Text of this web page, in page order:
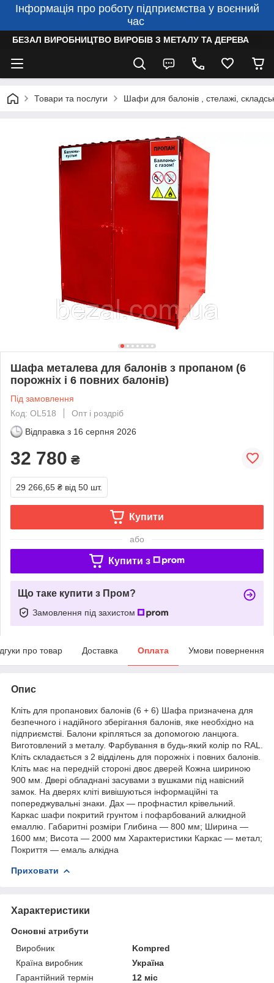
Інформація про роботу підприємства у воєнний
час
БЕЗАЛ ВИРОБНИЦТВО ВИРОБІВ З МЕТАЛУ ТА ДЕРЕВА
Товари та послуги Шафи для балонів , стелажі,
Шафа металева для балонів з пропаном (6
порожніх і 6 повних балонів)
Під замовлення
Код: OL518
Опт і роздріб
Відправка з 16 серпня 2026
32 780 ₴
29 266,65 ₴ від 50 шт.
Купити
або
Купити з
Що таке купити з Пром?
Замовлення під захистом
про товар Доставка Оплата Умови повернення
Опис
Кліть для пропанових балонів (6 + 6) Шафа призначена для
безпечного і надійного зберігання балонів, яке необхідно на
підприємстві. Балони кріпляться за допомогою ланцюга.
Виготовлений з металу. Фарбування в будь-який колір по RAL.
Кліть складається з 2 відділень для порожніх і повних балонів.
Кліть має на передній стороні двоє дверей Кожна шириною
900 мм. Двері обладнані засувами з вушками під навісний
замок. На дверях кліті вивішуються інформаційні та
попереджувальні знаки. Дах — профнастил крівельний.
Каркас шафи покритий грунтом і пофарбований алкидной
емаллю. Габаритні розміри Глибина — 800 мм; Ширина —
1600 мм; Висота — 2000 мм Характеристики Каркас — метал;
Покриття — емаль алкідна
Приховати
Характеристики
Основні атрибути
Виробник
Kompred
Країна виробник
Україна
Гарантійний термін
12 міс